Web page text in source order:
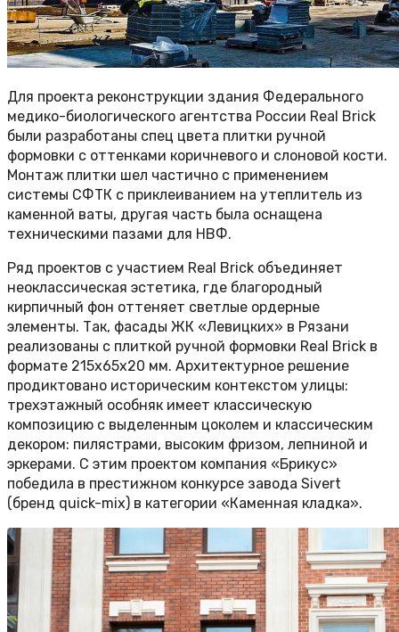
Для проекта реконструкции здания Федерального
медико-биологического агентства России Real Brick
были разработаны спец цвета плитки ручной
формовки с оттенками коричневого и слоновой кости.
Монтаж плитки шел частично с применением
системы СФТК с приклеиванием на утеплитель из
каменной ваты, другая часть была оснащена
техническими пазами для НВФ.
Ряд проектов с участием Real Brick объединяет
неоклассическая эстетика, где благородный
кирпичный фон оттеняет светлые ордерные
элементы. Так, фасады ЖК «Левицких» в Рязани
реализованы с плиткой ручной формовки Real Brick в
формате 215х65х20 мм. Архитектурное решение
продиктовано историческим контекстом улицы:
трехэтажный особняк имеет классическую
композицию с выделенным цоколем и классическим
декором: пилястрами, высоким фризом, лепниной и
эркерами. С этим проектом компания «Брикус»
победила в престижном конкурсе завода Sivert
(бренд quick-mix) в категории «Каменная кладка».